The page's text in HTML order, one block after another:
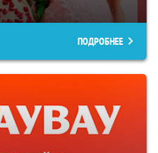
ПОДРОБНЕЕ